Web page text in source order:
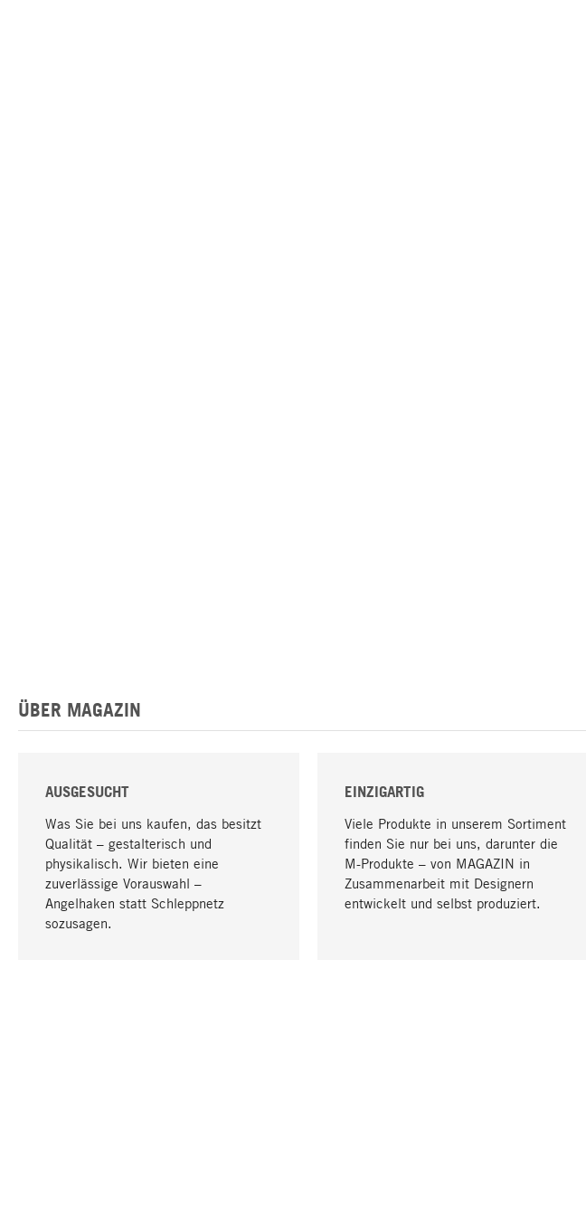
ÜBER MAGAZIN
AUSGESUCHT
Was Sie bei uns kaufen, das besitzt
Qualität – gestalterisch und
physikalisch. Wir bieten eine
zuverlässige Vorauswahl –
Angelhaken statt Schleppnetz
sozusagen.
EINZIGARTIG
Viele Produkte in unserem Sortiment
finden Sie nur bei uns, darunter die
M-Produkte – von MAGAZIN in
Zusammenarbeit mit Designern
entwickelt und selbst produziert.